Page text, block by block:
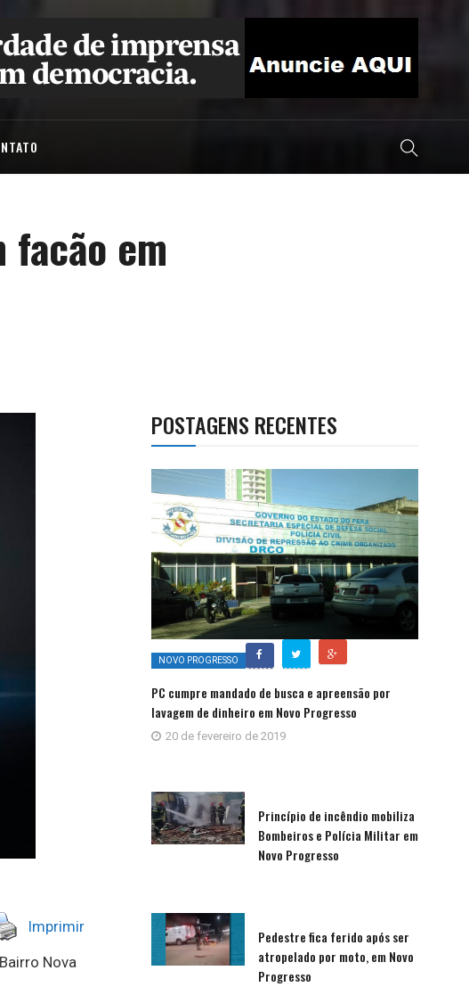
em
Imprimir
Nova
POSTAGENS RECENTES
NOVO PROGRESSO
PC cumpre mandado de busca e apreensão por
lavagem de dinheiro em Novo Progresso
20 de fevereiro de 2019
Princípio de incêndio mobiliza
Bombeiros e Polícia Militar em
Novo Progresso
Pedestre fica ferido após ser
atropelado por moto, em Novo
Progresso